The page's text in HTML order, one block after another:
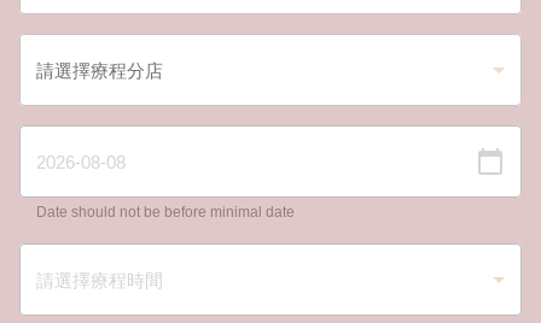
Date should not be before minimal date